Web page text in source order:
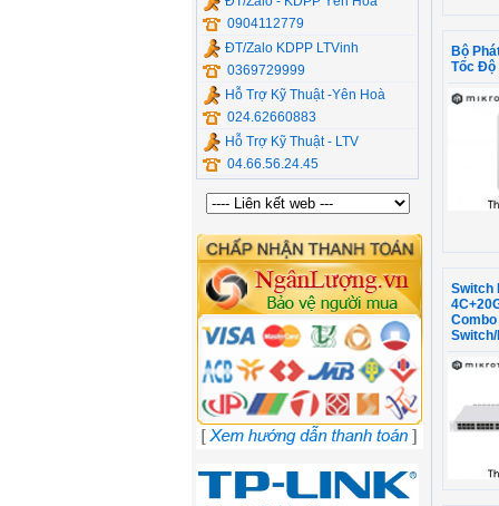
0904112779
ĐT/Zalo KDPP LTVinh
0369729999
Hỗ Trợ Kỹ Thuật -Yên Hoà
024.62660883
Hỗ Trợ Kỹ Thuật - LTV
04.66.56.24.45
Bộ
Tốc Độ
Switch
Combo